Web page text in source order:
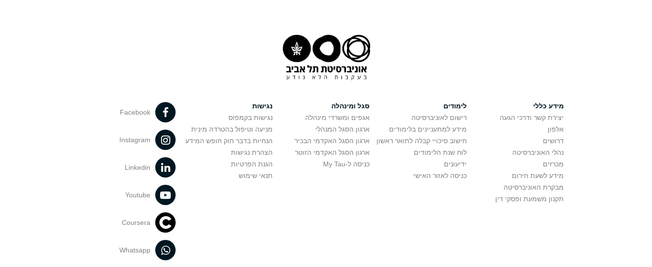
מידע כללי
יצירת קשר ודרכי הגעה
אלפון
דרושים
נהלי האוניברסיטה
מכרזים
מידע לשעת חירום
מבקרת האוניברסיטה
תקנון משמעת ופסקי דין
לימודים
רישום לאוניברסיטה
מידע למתעניינים בלימודים
חישוב סיכויי קבלה לתואר ראשון
לוח שנת הלימודים
ידיעונים
כניסה לאזור האישי
סגל ומינהלה
אגפים ומשרדי מינהלה
ארגון הסגל המנהלי
ארגון הסגל האקדמי הבכיר
ארגון הסגל האקדמי הזוטר
כניסה ל-My Tau
נגישות
נגישות בקמפוס
מניעה וטיפול בהטרדה מינית
הנחיות בדבר חוק חופש המידע
הצהרת נגישות
הגנת הפרטיות
תנאי שימוש
Facebook
Instagram
Linkedin
Youtube
Coursera
Whatsapp